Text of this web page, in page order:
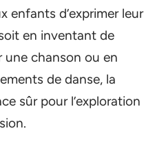
enfants d’exprimer leur
en inventant de
une chanson ou en
de danse, la
sûr pour l’exploration